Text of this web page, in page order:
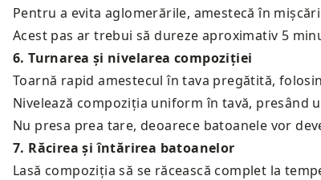
Pentru a evita aglomerările, amestecă în
Acest pas ar trebui să dureze aproximativ 5
6.Turnarea și nivelarea compoziției
Toarnă rapid amestecul în tava pregătită,
Nivelează compoziția uniform în tavă, presând
Nu presa prea tare, deoarece batoanele vor
7. Răcirea și întărirea batoanelor
Lasă compoziția să se răcească complet la